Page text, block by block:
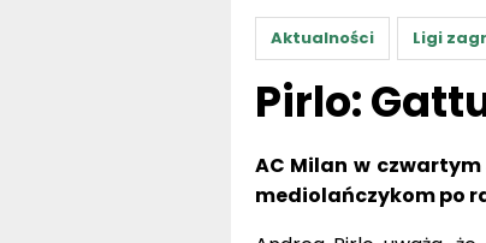
Aktualności Ligi
Pirlo:
AC Milan w
mediolańczykom po